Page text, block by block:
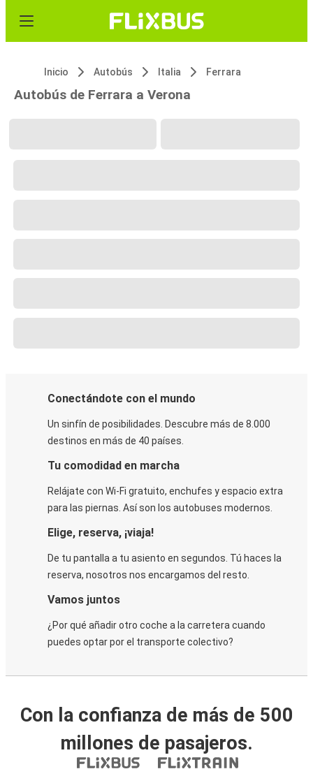
Inicio Autobús Italia Ferrara
Autobús de Ferrara a Verona
Conectándote con el mundo
Un sinfín de posibilidades. Descubre más de 8.000
destinos en más de 40 países.
Tu comodidad en marcha
Relájate con Wi-Fi gratuito, enchufes y espacio extra
para las piernas. Así son los autobuses modernos.
Elige, reserva, ¡viaja!
De tu pantalla a tu asiento en segundos. Tú haces la
reserva, nosotros nos encargamos del resto.
Vamos juntos
¿Por qué añadir otro coche a la carretera cuando
puedes optar por el transporte colectivo?
Con la confianza de más de 500
millones de pasajeros.